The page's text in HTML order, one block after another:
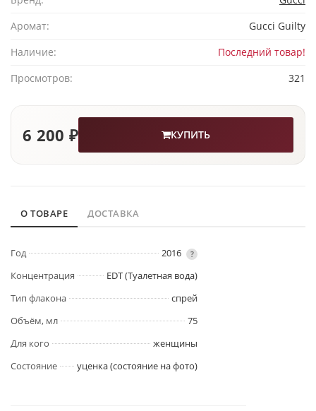
Аромат:
Gucci Guilty
Наличие:
Последний товар!
Просмотров:
321
6 200 ₽ КУПИТЬ
О ТОВАРЕ ДОСТАВКА
Год 2016 ?
Концентрация
EDT (Туалетная вода)
Тип флакона
спрей
Объём, мл
75
Для кого
женщины
Состояние
уценка (состояние на фото)